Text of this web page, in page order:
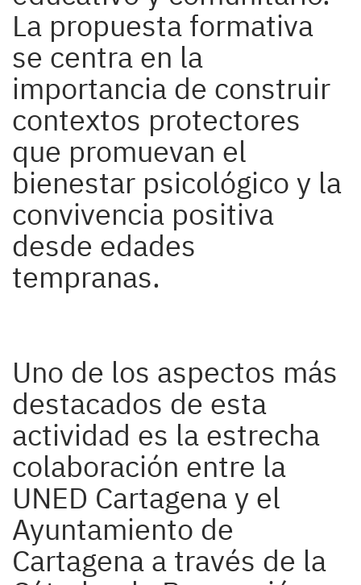
La propuesta formativa
se centra en la
importancia de construir
contextos protectores
que promuevan el
bienestar psicológico y la
convivencia positiva
desde edades
tempranas.
Uno de los aspectos más
destacados de esta
actividad es la estrecha
colaboración entre la
UNED Cartagena y el
Ayuntamiento de
Cartagena a través de la